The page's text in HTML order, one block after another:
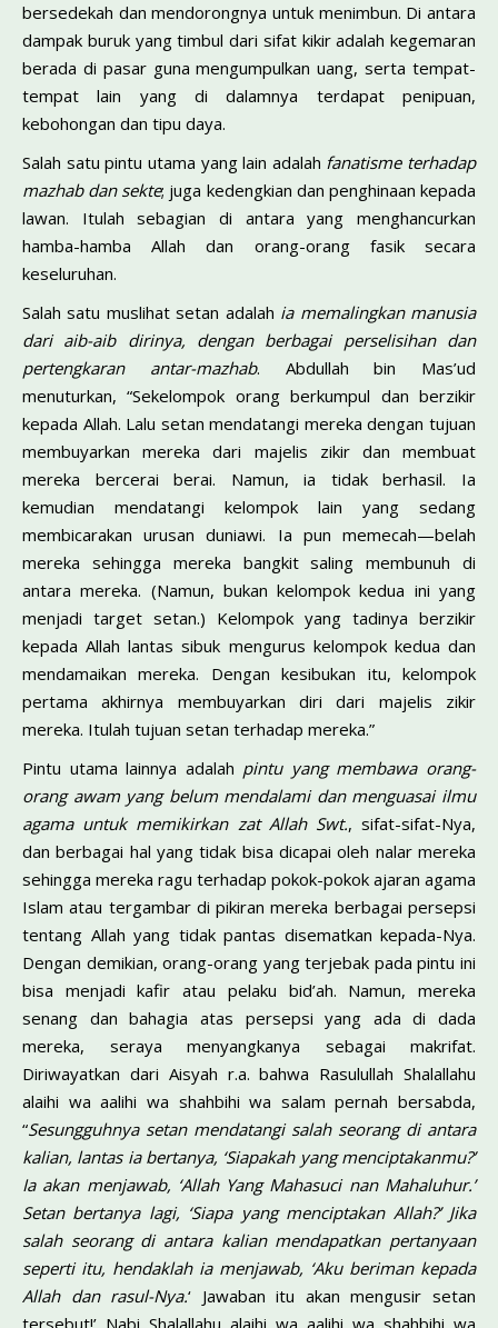
bersedekah dan mendorongnya untuk menimbun. Di antara
dampak buruk yang timbul dari sifat kikir adalah kegemaran
berada di pasar guna mengumpulkan uang, serta tempat-
tempat lain yang di dalamnya terdapat penipuan,
kebohongan dan tipu daya.
Salah satu pintu utama yang lain adalah fanatisme terhadap
mazhab dan sekte; juga kedengkian dan penghinaan kepada
lawan. Itulah sebagian di antara yang menghancurkan
hamba-hamba Allah dan orang-orang fasik secara
keseluruhan.
Salah satu muslihat setan adalah ia memalingkan manusia
dari aib-aib dirinya, dengan berbagai perselisihan dan
pertengkaran antar-mazhab. Abdullah bin Mas’ud
menuturkan, “Sekelompok orang berkumpul dan berzikir
kepada Allah. Lalu setan mendatangi mereka dengan tujuan
membuyarkan mereka dari majelis zikir dan membuat
mereka bercerai berai. Namun, ia tidak berhasil. Ia
kemudian mendatangi kelompok lain yang sedang
membicarakan urusan duniawi. Ia pun memecah—belah
mereka sehingga mereka bangkit saling membunuh di
antara mereka. (Namun, bukan kelompok kedua ini yang
menjadi target setan.) Kelompok yang tadinya berzikir
kepada Allah lantas sibuk mengurus kelompok kedua dan
mendamaikan mereka. Dengan kesibukan itu, kelompok
pertama akhirnya membuyarkan diri dari majelis zikir
mereka. Itulah tujuan setan terhadap mereka.”
Pintu utama lainnya adalah pintu yang membawa orang-
orang awam yang belum mendalami dan menguasai ilmu
agama untuk memikirkan zat Allah Swt., sifat-sifat-Nya,
dan berbagai hal yang tidak bisa dicapai oleh nalar mereka
sehingga mereka ragu terhadap pokok-pokok ajaran agama
Islam atau tergambar di pikiran mereka berbagai persepsi
tentang Allah yang tidak pantas disematkan kepada-Nya.
Dengan demikian, orang-orang yang terjebak pada pintu ini
bisa menjadi kafir atau pelaku bid’ah. Namun, mereka
senang dan bahagia atas persepsi yang ada di dada
mereka, seraya menyangkanya sebagai makrifat.
Diriwayatkan dari Aisyah r.a. bahwa Rasulullah Shalallahu
alaihi wa aalihi wa shahbihi wa salam pernah bersabda,
“Sesungguhnya setan mendatangi salah seorang di antara
kalian, lantas ia bertanya, ‘Siapakah yang menciptakanmu?’
Ia akan menjawab, ‘Allah Yang Mahasuci nan Mahaluhur.’
Setan bertanya lagi, ‘Siapa yang menciptakan Allah?’ Jika
salah seorang di antara kalian mendapatkan pertanyaan
seperti itu, hendaklah ia menjawab, ‘Aku beriman kepada
Allah dan rasul-Nya.‘ Jawaban itu akan mengusir setan
tersebut!’ Nabi Shalallahu alaihi wa aalihi wa shahbihi wa